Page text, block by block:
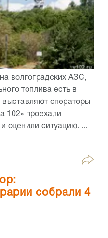
волгоградских АЗС,
топлива есть в
выставляют операторы
102» проехали
оценили ситуацию. ...
собрали 4